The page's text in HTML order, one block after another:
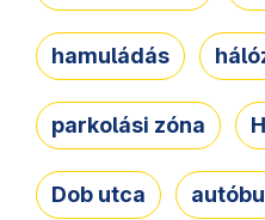
hamuládás
parkolási zóna
Dob utca